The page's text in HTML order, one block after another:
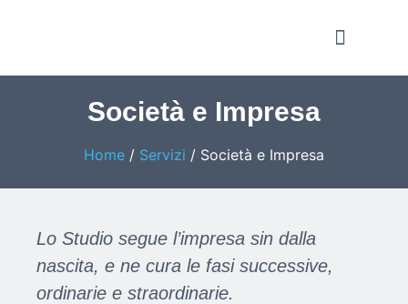
Società e Impresa
Home / Servizi / Società e Impresa
Lo Studio segue l’impresa sin dalla
nascita, e ne cura le fasi successive,
ordinarie e straordinarie.